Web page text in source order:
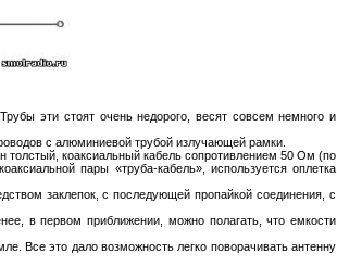
эти стоят очень недорого, весят совсем немного и
с алюминиевой трубой излучающей рамки.
толстый, коаксиальный кабель сопротивлением 50 Ом (по
пары «труба-кабель», используется оплетка
заклепок, с последующей пропайкой соединения, с
в первом приближении, можно полагать, что емкости
Все это дало возможность легко поворачивать антенну